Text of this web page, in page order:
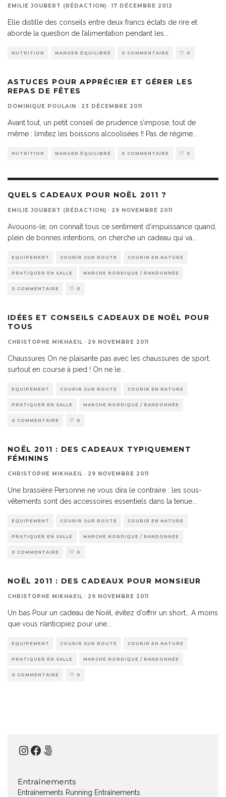
EMILIE JOUBERT (RÉDACTION) · 17 DÉCEMBRE 2012
Elle distille des conseils entre deux francs éclats de rire et
aborde la question de l’alimentation pendant les
NUTRITION MANGER ÉQUILIBRÉ 0 COMMENTAIRE 0
ASTUCES POUR APPRÉCIER ET GÉRER LES
REPAS DE FÊTES
DOMINIQUE POULAIN · 23 DÉCEMBRE 2011
Avant tout, un petit conseil de prudence s’impose, tout de
même : limitez les boissons alcoolisées !! Pas de régime
NUTRITION MANGER ÉQUILIBRÉ 0 COMMENTAIRE 0
QUELS CADEAUX POUR NOËL 2011 ?
EMILIE JOUBERT (RÉDACTION) · 29 NOVEMBRE 2011
Avouons-le, on connaît tous ce sentiment d’impuissance quand,
plein de bonnes intentions, on cherche un cadeau qui va
EQUIPEMENT COURIR SUR ROUTE COURIR EN NATURE
PRATIQUER EN SALLE MARCHE NORDIQUE / RANDONNÉE
0 COMMENTAIRE 0
IDÉES ET CONSEILS CADEAUX DE NOËL POUR
TOUS
CHRISTOPHE MIKHAEIL · 29 NOVEMBRE 2011
Chaussures On ne plaisante pas avec les chaussures de sport,
surtout en course à pied ! On ne le
EQUIPEMENT COURIR SUR ROUTE COURIR EN NATURE
PRATIQUER EN SALLE MARCHE NORDIQUE / RANDONNÉE
0 COMMENTAIRE 0
NOËL 2011 : DES CADEAUX TYPIQUEMENT
FÉMININS
CHRISTOPHE MIKHAEIL · 29 NOVEMBRE 2011
Une brassière Personne ne vous dira le contraire : les sous-
vêtements sont des accessoires essentiels dans la tenue
EQUIPEMENT COURIR SUR ROUTE COURIR EN NATURE
PRATIQUER EN SALLE MARCHE NORDIQUE / RANDONNÉE
0 COMMENTAIRE 0
NOËL 2011 : DES CADEAUX POUR MONSIEUR
CHRISTOPHE MIKHAEIL · 29 NOVEMBRE 2011
Un bas Pour un cadeau de Noël, évitez d’offrir un short… A moins
que vous n’anticipiez pour une
EQUIPEMENT COURIR SUR ROUTE COURIR EN NATURE
PRATIQUER EN SALLE MARCHE NORDIQUE / RANDONNÉE
0 COMMENTAIRE 0
Instagram
Facebook
500px
Entraînements
Entraînements Running Entraînements